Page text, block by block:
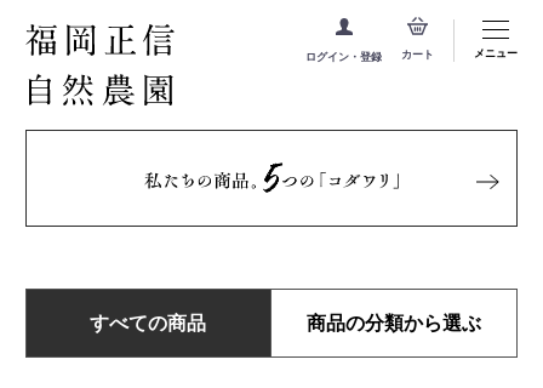
ログイン・登録 カート メニュー
すべての商品 商品の分類から選ぶ